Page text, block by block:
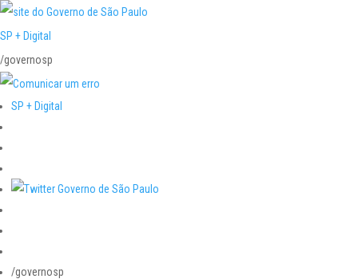
SP + Digital
/governosp
SP + Digital
/governosp